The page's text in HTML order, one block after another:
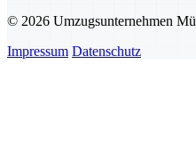
© 2026 Umzugsunternehmen
Impressum Datenschutz